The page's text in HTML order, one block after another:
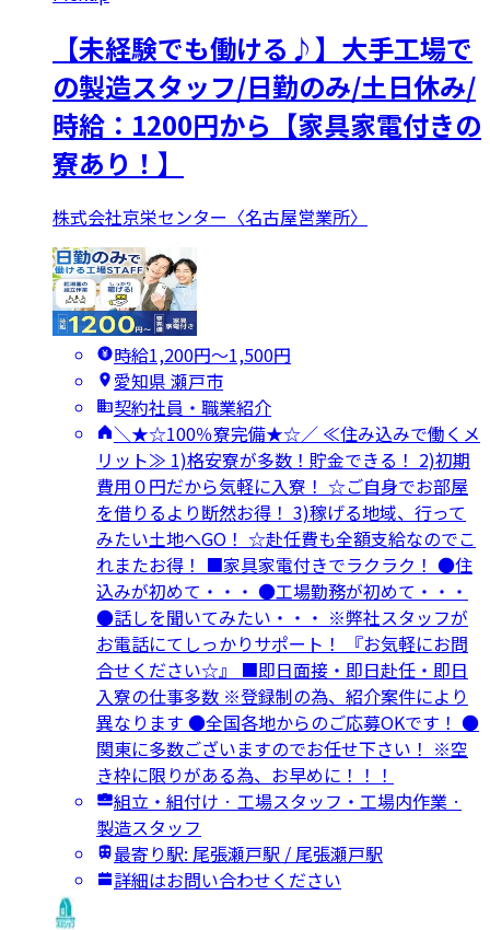
【未経験でも働ける♪】大手工場で
の製造スタッフ/日勤のみ/土日休み/
時給：1200円から【家具家電付きの
寮あり！】
株式会社京栄センター〈名古屋営業所〉
時給1,200円〜1,500円
愛知県 瀬戸市
契約社員・職業紹介
＼★☆100％寮完備★☆／ ≪住み込みで働くメ
リット≫ 1)格安寮が多数！貯金できる！ 2)初期
費用０円だから気軽に入寮！ ☆ご自身でお部屋
を借りるより断然お得！ 3)稼げる地域、行って
みたい土地へGO！ ☆赴任費も全額支給なのでこ
れまたお得！ ■家具家電付きでラクラク！ ●住
込みが初めて・・・ ●工場勤務が初めて・・・
●話しを聞いてみたい・・・ ※弊社スタッフが
お電話にてしっかりサポート！ 『お気軽にお問
合せください☆』 ■即日面接・即日赴任・即日
入寮の仕事多数 ※登録制の為、紹介案件により
異なります ●全国各地からのご応募OKです！ ●
関東に多数ございますのでお任せ下さい！ ※空
き枠に限りがある為、お早めに！！！
組立・組付け · 工場スタッフ・工場内作業 ·
製造スタッフ
最寄り駅: 尾張瀬戸駅 / 尾張瀬戸駅
詳細はお問い合わせください